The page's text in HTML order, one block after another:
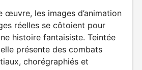
œuvre, les images d’animation
réelles se côtoient pour
histoire fantaisiste. Teintée
elle présente des combats
chorégraphiés et